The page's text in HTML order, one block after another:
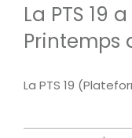
La PTS 19
Printemps
La PTS 19